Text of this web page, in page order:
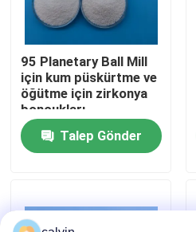
Bize ulaşın
Teklif isteği
Seramik Kumlama Ortamı
Seramik Kumlama Aşındırıcı
95 Planetary Ball Mill
için kum püskürtme ve
öğütme için zirkonya
boncukları
Talep Gönder